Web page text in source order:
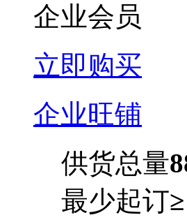
企业会员
立即购买
企业旺铺
供货总量
最少起订